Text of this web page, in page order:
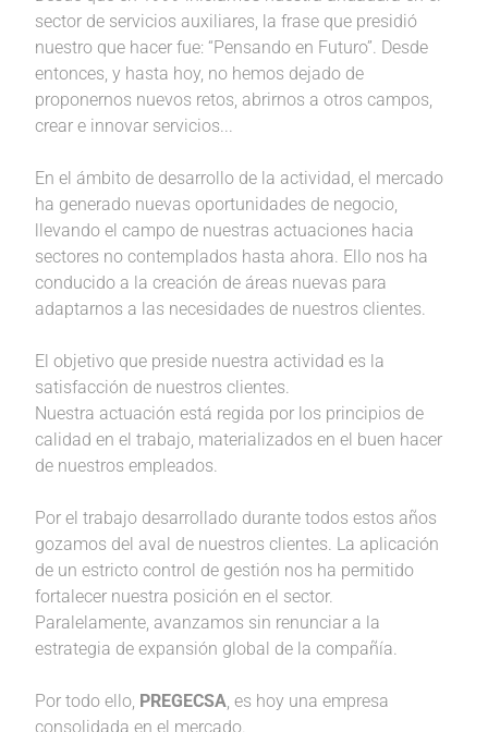
sector de servicios auxiliares, la frase que presidió
nuestro que hacer fue: “Pensando en Futuro”. Desde
entonces, y hasta hoy, no hemos dejado de
proponernos nuevos retos, abrirnos a otros campos,
crear e innovar servicios...
En el ámbito de desarrollo de la actividad, el mercado
ha generado nuevas oportunidades de negocio,
llevando el campo de nuestras actuaciones hacia
sectores no contemplados hasta ahora. Ello nos ha
conducido a la creación de áreas nuevas para
adaptarnos a las necesidades de nuestros clientes.
El objetivo que preside nuestra actividad es la
satisfacción de nuestros clientes.
Nuestra actuación está regida por los principios de
calidad en el trabajo, materializados en el buen hacer
de nuestros empleados.
Por el trabajo desarrollado durante todos estos años
gozamos del aval de nuestros clientes. La aplicación
de un estricto control de gestión nos ha permitido
fortalecer nuestra posición en el sector.
Paralelamente, avanzamos sin renunciar a la
estrategia de expansión global de la compañía.
Por todo ello, PREGECSA, es hoy una empresa
consolidada en el mercado.